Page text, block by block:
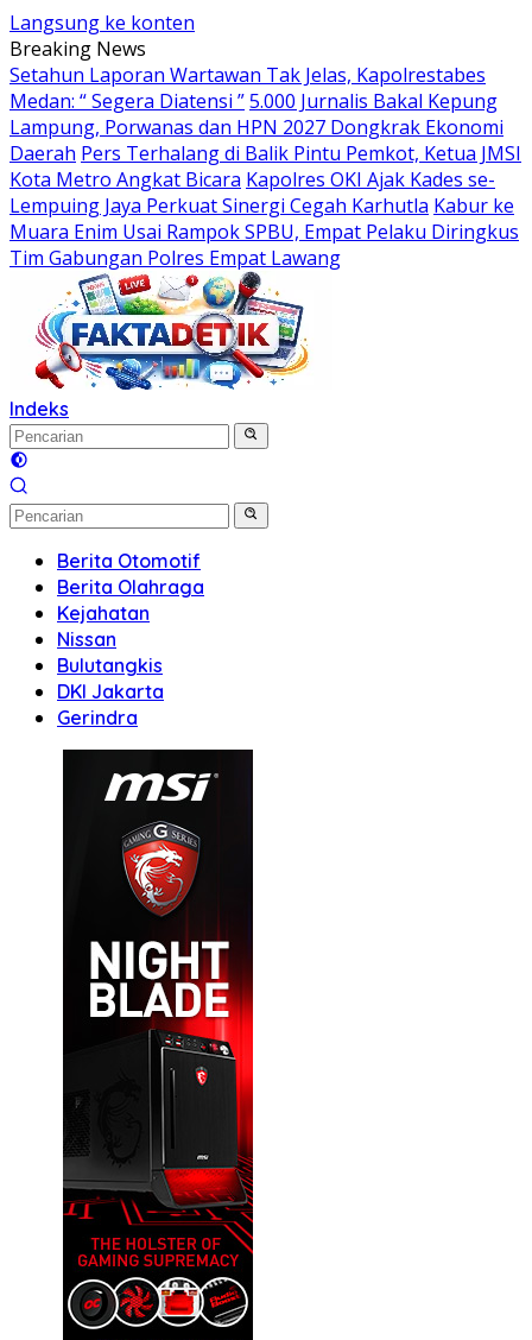
Langsung ke konten
Breaking News
Setahun Laporan Wartawan Tak Jelas, Kapolrestabes
Medan: “ Segera Diatensi ”5.000 Jurnalis Bakal Kepung
Lampung, Porwanas dan HPN 2027 Dongkrak Ekonomi
Daerah Pers Terhalang di Balik Pintu Pemkot, Ketua JMSI
Kota Metro Angkat Bicara Kapolres OKI Ajak Kades se-
Lempuing Jaya Perkuat Sinergi Cegah Karhutla Kabur ke
Muara Enim Usai Rampok SPBU, Empat Pelaku Diringkus
Tim Gabungan Polres Empat Lawang
Indeks
Berita Otomotif
Berita Olahraga
Kejahatan
Nissan
Bulutangkis
DKI Jakarta
Gerindra